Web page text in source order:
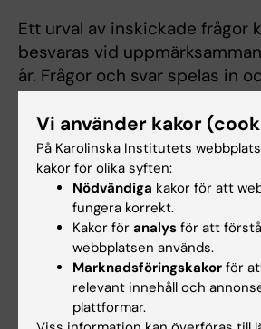
Ett urval av inskickade frågor
besvaras vid
år. Frågor och svar spelas in
Vi använder kakor
På Karolinska Institutets
kakor för olika syften:
Nödvändiga kakor för att
fungera korrekt.
Kakor för analys för att
webbplatsen används.
Marknadsföringskakor för
relevant innehåll och
plattformar.